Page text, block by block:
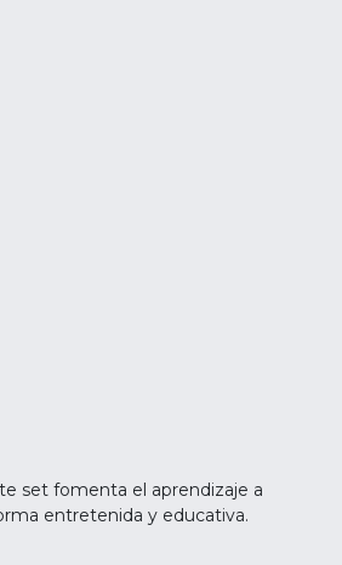
set fomenta el aprendizaje a
entretenida y educativa.